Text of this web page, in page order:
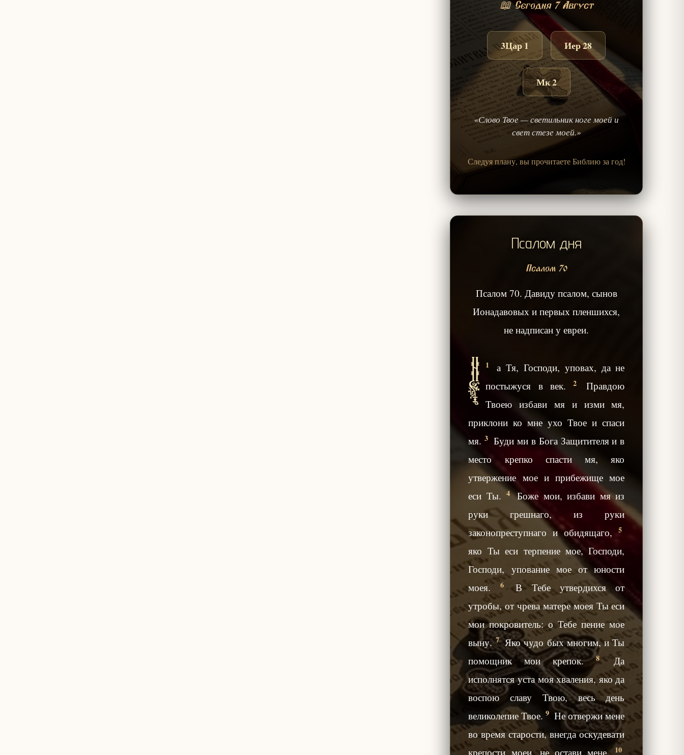
📖 Сегодня 7 Август
3Цар 1 Иер 28
Мк 2
«Слово Твое — светильник ноге моей и
свет стезе моей.»
Следуя плану, вы прочитаете Библию за год!
Псалом дня
Псалом 70
Псалом 70. Давиду псалом, сынов
Ионадавовых и первых пленшихся,
не надписан у евреи.
1
Н
а Тя, Господи, уповах, да не
постыжуся в век.2
Правдою
Твоею избави мя и изми мя,
приклони ко мне ухо Твое и спаси
мя.3 Буди ми в Бога Защитителя и в
место крепко спасти мя, яко
утвержение мое и прибежище мое
еси Ты. 4 Боже мои, избави мя из
руки грешнаго, из руки
законопреступнаго и обидящаго,5
яко Ты еси терпение мое, Господи,
Господи, упование мое от юности
моея.
6
В Тебе утвердихся от
утробы, от чрева матере моея Ты еси
мои покровитель: о Тебе пение мое
выну.7 Яко чудо бых многим, и Ты
помощник мои крепок.8 Да
исполнятся уста моя хваления, яко да
воспою славу Твою, весь день
великолепие Твое.9 Не отвержи мене
во время старости, внегда оскудевати
крепости моеи, не остави мене. 10